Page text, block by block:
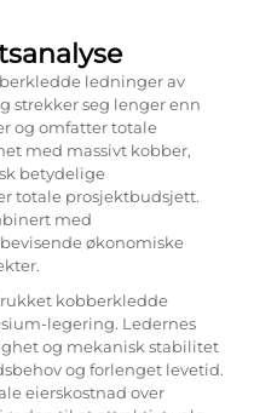
ledninger av
seg lenger enn
og omfatter totale
med massivt kobber,
betydelige
totale prosjektbudsjett.
med
økonomiske
kobberkledde
legering. Ledernes
og mekanisk stabilitet
og forlenget levetid.
eierskostnad over